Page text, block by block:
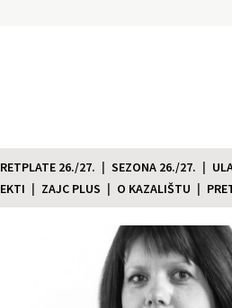
26./27. SEZONA 26./27.
ZAJC PLUS O KAZALIŠTU